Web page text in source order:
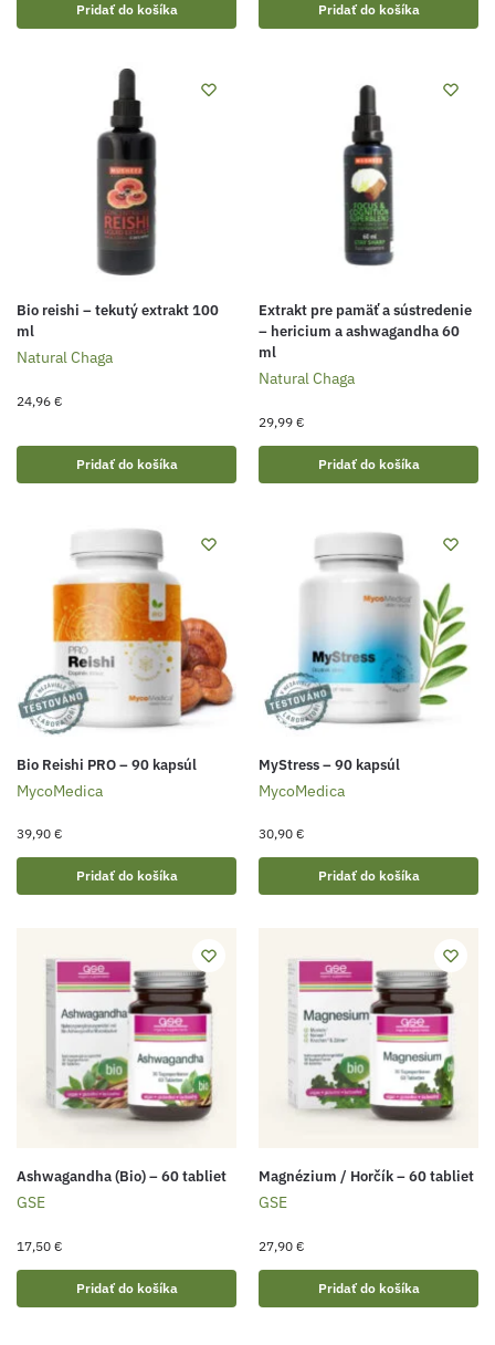
Pridať do košíka Pridať do košíka
Bio reishi – tekutý extrakt 100
ml
Natural Chaga
24,96 €
Pridať do košíka
Extrakt pre pamäť a sústredenie
–⁠⁠⁠⁠⁠⁠ hericium a ashwagandha 60
ml
Natural Chaga
29,99 €
Pridať do košíka
Bio Reishi PRO – 90 kapsúl
MycoMedica
39,90 €
Pridať do košíka
MyStress – 90 kapsúl
MycoMedica
30,90 €
Pridať do košíka
Ashwagandha (Bio) – 60 tabliet
GSE
17,50 €
Pridať do košíka
Magnézium / Horčík – 60 tabliet
GSE
27,90 €
Pridať do košíka